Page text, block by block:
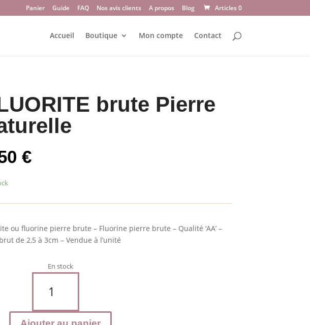
Panier Guide FAQ Nos avis clients A propos Blog Articles 0
Accueil Boutique Mon compte Contact
brute Pierre
€
ou fluorine pierre brute – Fluorine pierre brute – Qualité ‘AA’ –
de 2,5 à 3cm – Vendue à l’unité
En stock
brute